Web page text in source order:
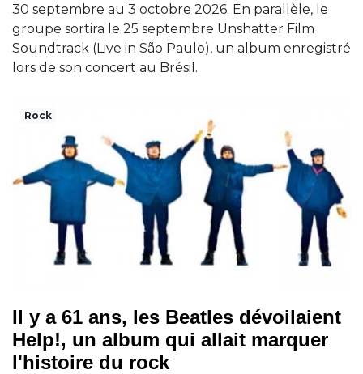
30 septembre au 3 octobre 2026. En parallèle, le
groupe sortira le 25 septembre Unshatter Film
Soundtrack (Live in São Paulo), un album enregistré
lors de son concert au Brésil.
Rock
Il y a 61 ans, les Beatles dévoilaient
Help!, un album qui allait marquer
l'histoire du rock